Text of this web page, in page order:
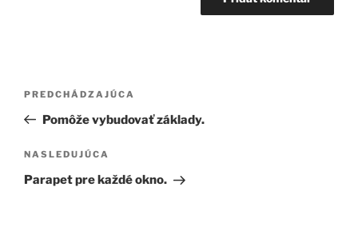
Navigácia
článku
Predchádzajúci
článok
PREDCHÁDZAJÚCA
Pomôže vybudovať základy.
Ďalší
článok
NASLEDUJÚCA
Parapet pre každé okno.